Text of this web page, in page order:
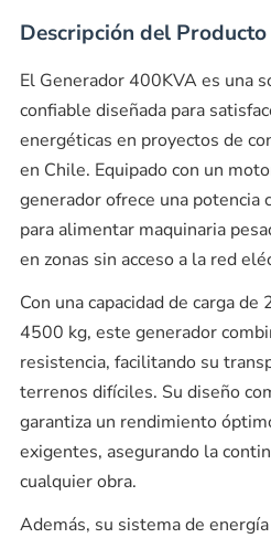
Descripción del Producto
El Generador 400KVA es una
confiable diseñada para
energéticas en proyectos de
en Chile. Equipado con un
generador ofrece una potencia
para alimentar maquinaria
en zonas sin acceso a la red
Con una capacidad de carga
4500 kg, este generador
resistencia, facilitando su
terrenos difíciles. Su diseño
garantiza un rendimiento
exigentes, asegurando la
cualquier obra.
Además, su sistema de